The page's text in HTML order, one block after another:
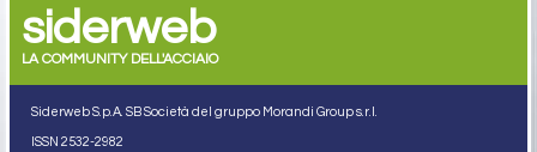
siderweb
LA COMMUNITY DELL'ACCIAIO
Siderweb S.p.A. SB Società del gruppo Morandi Group s.r.l.
ISSN 2532-2982